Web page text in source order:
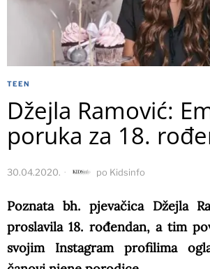
TEEN
Džejla Ramović:
poruka za 18.
30.04.2020. po Kidsinfo
Poznata bh. pjevačica Džejla
proslavila 18. rođendan, a tim
svojim Instagram profilima